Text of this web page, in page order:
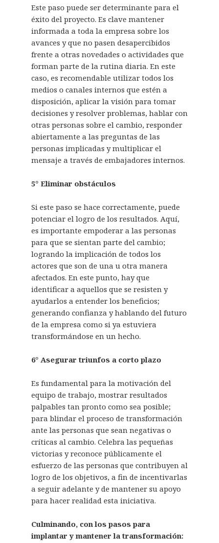
Este paso puede ser determinante para el
éxito del proyecto. Es clave mantener
informada a toda la empresa sobre los
avances y que no pasen desapercibidos
frente a otras novedades o actividades que
forman parte de la rutina diaria. En este
caso, es recomendable utilizar todos los
medios o canales internos que estén a
disposición, aplicar la visión para tomar
decisiones y resolver problemas, hablar con
otras personas sobre el cambio, responder
abiertamente a las preguntas de las
personas implicadas y multiplicar el
mensaje a través de embajadores internos.
5° Eliminar obstáculos
Si este paso se hace correctamente, puede
potenciar el logro de los resultados. Aquí,
es importante empoderar a las personas
para que se sientan parte del cambio;
logrando la implicación de todos los
actores que son de una u otra manera
afectados. En este punto, hay que
identificar a aquellos que se resisten y
ayudarlos a entender los beneficios;
generando confianza y hablando del futuro
de la empresa como si ya estuviera
transformándose en un hecho.
6° Asegurar triunfos a corto plazo
Es fundamental para la motivación del
equipo de trabajo, mostrar resultados
palpables tan pronto como sea posible;
para blindar el proceso de transformación
ante las personas que sean negativas o
críticas al cambio. Celebra las pequeñas
victorias y reconoce públicamente el
esfuerzo de las personas que contribuyen al
logro de los objetivos, a fin de incentivarlas
a seguir adelante y de mantener su apoyo
para hacer realidad esta iniciativa.
Culminando, con los pasos para
implantar y mantener la transformación: